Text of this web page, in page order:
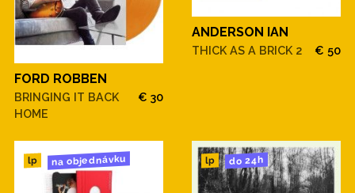
FORD ROBBEN
BRINGING IT BACK
HOME
€ 30
ANDERSON IAN
THICK AS A BRICK 2 € 50
lp na objednávku lp do 24h